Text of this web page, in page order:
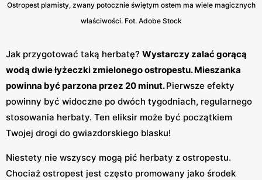
Ostropest plamisty, zwany potocznie świętym ostem ma wiele magicznych
właściwości. Fot. Adobe Stock
Jak przygotować taką herbatę? Wystarczy zalać gorącą
wodą dwie łyżeczki zmielonego ostropestu. Mieszanka
powinna być parzona przez 20 minut.Pierwsze efekty
powinny być widoczne po dwóch tygodniach, regularnego
stosowania herbaty. Ten eliksir może być początkiem
Twojej drogi do gwiazdorskiego blasku!
Niestety nie wszyscy mogą pić herbaty z ostropestu.
Chociaż ostropest jest często promowany jako środek